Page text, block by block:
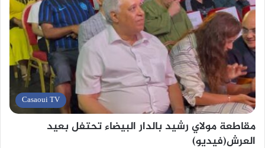
Casaoui TV
مقاطعة مولاي رشيد بالدار البيضاء تحتفل بعيد
العرش(فيديو)